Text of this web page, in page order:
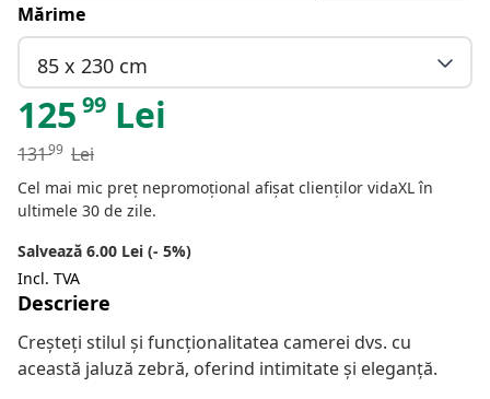
Mărime
85 x 230 cm
125 99 Lei
13199 Lei
Cel mai mic preț nepromoțional afișat clienților vidaXL în
ultimele 30 de zile.
Salvează 6.00 Lei (- 5%)
Incl. TVA
Descriere
Creșteți stilul și funcționalitatea camerei dvs. cu
această jaluză zebră, oferind intimitate și eleganță.